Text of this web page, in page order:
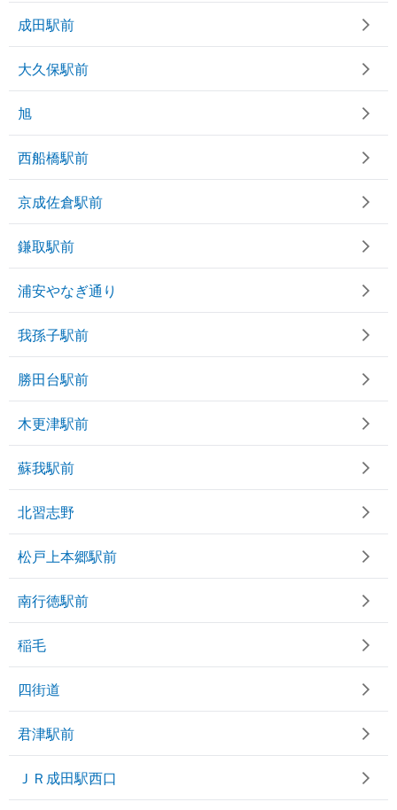
成田駅前
大久保駅前
旭
西船橋駅前
京成佐倉駅前
鎌取駅前
浦安やなぎ通り
我孫子駅前
勝田台駅前
木更津駅前
蘇我駅前
北習志野
松戸上本郷駅前
南行徳駅前
稲毛
四街道
君津駅前
ＪＲ成田駅西口